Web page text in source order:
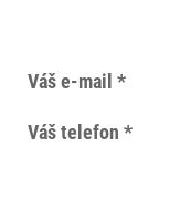
Váš e-mail *
Váš telefon *